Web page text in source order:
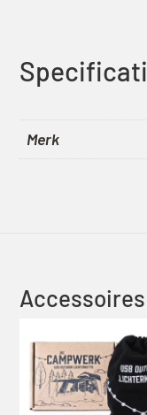
Merk
Accessoires